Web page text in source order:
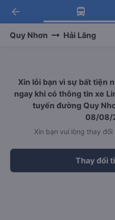
Tải app Vexere
Nhận ưu đãi thành
Tải app Vexere
-30k/ghế khi đặt
arrow_back
Quy Nhơn Hải Lăng
Xin lỗi bạn vì sự bất tiện
ngay khi có thông tin xe
tuyến đường Quy
08/08/
Xin bạn vui lòng thay
Thay đổi